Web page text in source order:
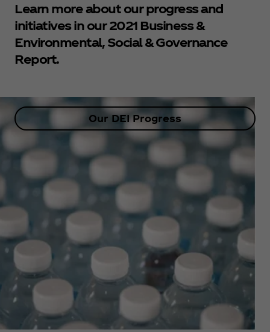
Learn more about our progress and
initiatives in our 2021 Business &
Environmental, Social & Governance
Report.
Our DEI Progress